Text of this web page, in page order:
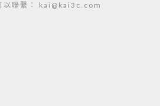
以聯繫： kai@kai3c.com